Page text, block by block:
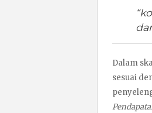
Dalam
sesuai